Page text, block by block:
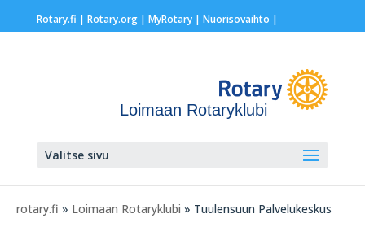
Rotary.fi | Rotary.org| MyRotary | Nuorisovaihto |
Loimaan Rotaryklubi
Valitse sivu
rotary.fi » Loimaan Rotaryklubi » Tuulensuun Palvelukeskus